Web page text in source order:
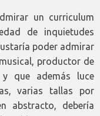
un curriculum
de inquietudes
poder admirar
productor de
que además luce
varias tallas por
abstracto, debería